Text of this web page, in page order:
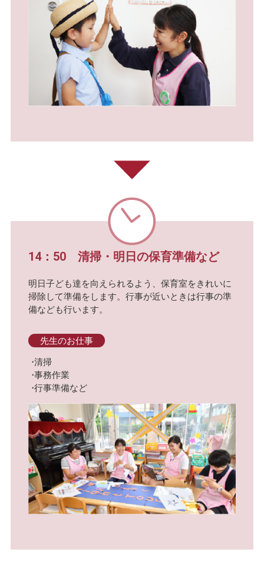
14：50 清掃・明日の保育準備など
明日子ども達を向えられるよう、保育室をきれいに
掃除して準備をします。行事が近いときは行事の準
備なども行います。
先生のお仕事
清掃
事務作業
行事準備など